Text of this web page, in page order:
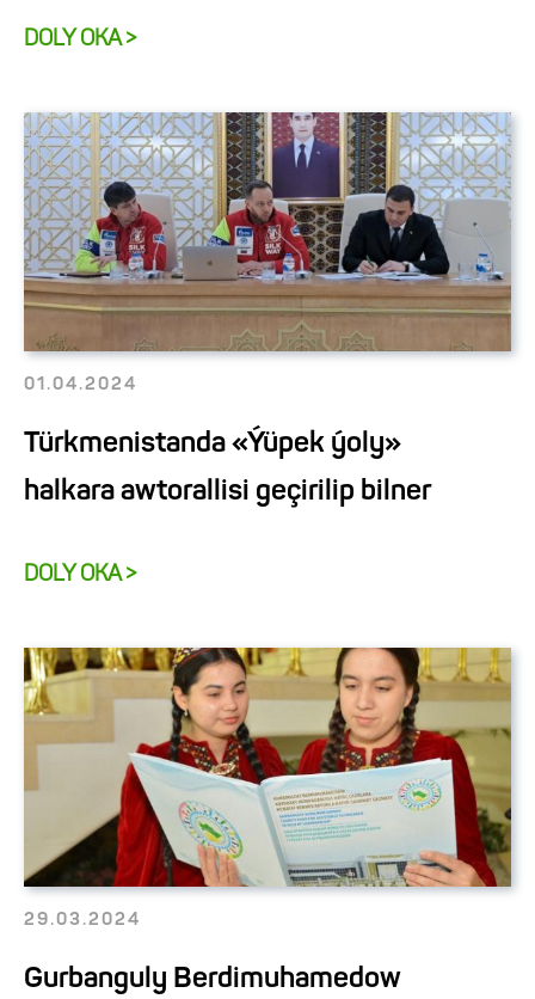
DOLY OKA >
01.04.2024
Türkmenistanda «Ýüpek ýoly»
halkara awtorallisi geçirilip bilner
DOLY OKA >
29.03.2024
Gurbanguly Berdimuhamedow